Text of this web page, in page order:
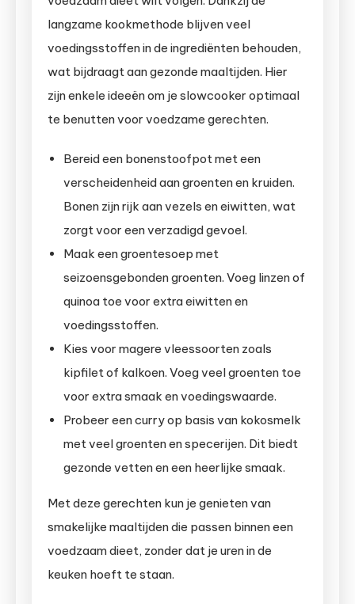
langzame kookmethode blijven veel
voedingsstoffen in de ingrediënten behouden,
wat bijdraagt aan gezonde maaltijden. Hier
zijn enkele ideeën om je slowcooker optimaal
te benutten voor voedzame gerechten.
Bereid een bonenstoofpot met een
verscheidenheid aan groenten en kruiden.
Bonen zijn rijk aan vezels en eiwitten, wat
zorgt voor een verzadigd gevoel.
Maak een groentesoep met
seizoensgebonden groenten. Voeg linzen of
quinoa toe voor extra eiwitten en
voedingsstoffen.
Kies voor magere vleessoorten zoals
kipfilet of kalkoen. Voeg veel groenten toe
voor extra smaak en voedingswaarde.
Probeer een curry op basis van kokosmelk
met veel groenten en specerijen. Dit biedt
gezonde vetten en een heerlijke smaak.
Met deze gerechten kun je genieten van
smakelijke maaltijden die passen binnen een
voedzaam dieet, zonder dat je uren in de
keuken hoeft te staan.